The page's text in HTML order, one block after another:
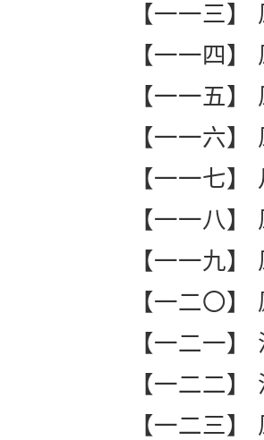
【一一三
【一一四
【一一五
【一一六
【一一七
【一一八
【一一九
【一二〇
【一二一
【一二二
【一二三